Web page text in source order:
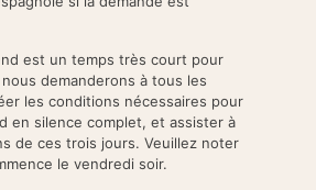
est un temps très court pour
demanderons à tous les
les conditions nécessaires pour
en silence complet, et assister à
de ces trois jours. Veuillez noter
le vendredi soir.